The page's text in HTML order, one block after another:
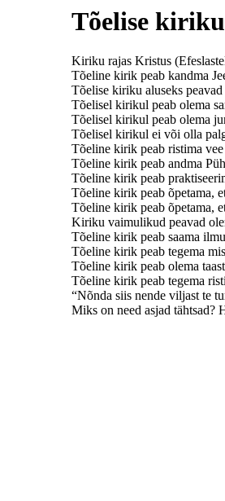
Tõelise
Kiriku rajas Kristus
Tõeline kirik peab kandma
Tõelise kiriku aluseks
Tõelisel kirikul peab olema
Tõelisel kirikul peab olema
Tõelisel kirikul ei või olla
Tõeline kirik peab ristima
Tõeline kirik peab andma
Tõeline kirik peab
Tõeline kirik peab õpetama,
Tõeline kirik peab õpetama,
Kiriku vaimulikud peavad
Tõeline kirik peab saama
Tõeline kirik peab tegema
Tõeline kirik peab olema
Tõeline kirik peab tegema
“Nõnda siis nende viljast te
Miks on need asjad